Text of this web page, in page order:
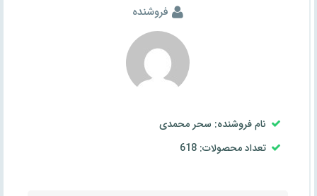
فروشنده
نام فروشنده: سحر محمدی
تعداد محصولات: 618